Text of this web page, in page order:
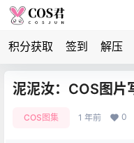
积分获取 签到 解压
泥泥汝：COS图
COS图集 1 年前 0